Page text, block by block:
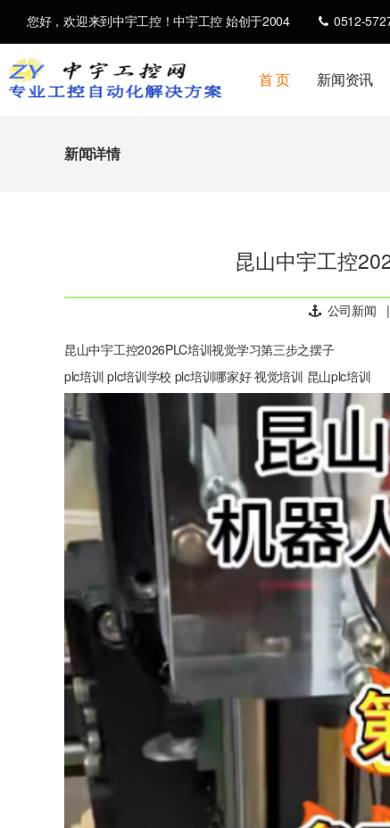
您好，欢迎来到中宇工控！中宇工控 始创于2004 0512-
首 页 新闻资讯
新闻详情
昆山中宇工控
公司新闻 |
昆山中宇工控2026PLC培训视觉学习第三步之摆子
plc培训 plc培训学校 plc培训哪家好 视觉培训 昆山plc培训